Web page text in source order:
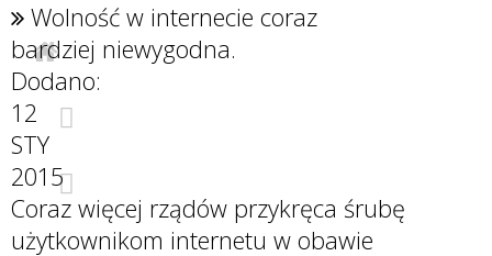
Wolność w internecie coraz
bardziej niewygodna.
Dodano:
12
STY
2015
Coraz więcej rządów przykręca śrubę
użytkownikom internetu w obawie